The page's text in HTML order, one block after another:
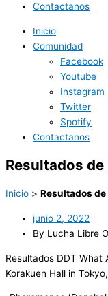
Contactanos
Inicio
Comunidad
Facebook
Youtube
Instagram
Twitter
Spotify
Contactanos
Resultados de
Inicio > Resultados
junio 2, 2022
By Lucha Libre
Resultados DDT What
Korakuen Hall in